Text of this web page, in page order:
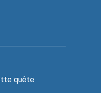
quête